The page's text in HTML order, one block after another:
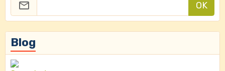
OK
Blog